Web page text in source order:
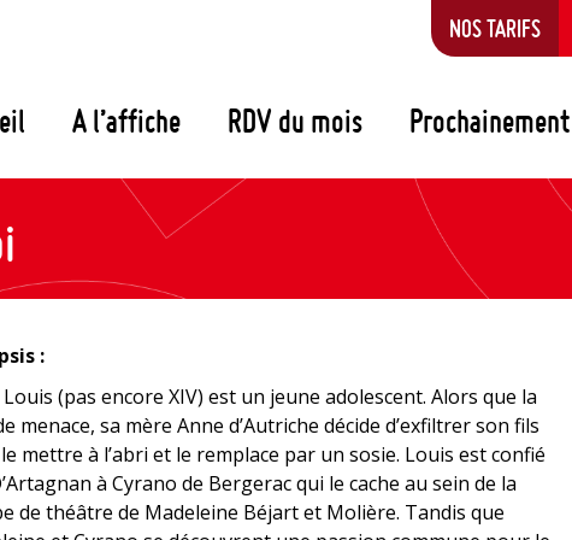
A l’affiche RDV du mois Prochainement
NOS TARIFS
:
Louis (pas encore XIV) est un jeune adolescent. Alors que la
menace, sa mère Anne d’Autriche décide d’exfiltrer son fils
mettre à l’abri et le remplace par un sosie. Louis est confié
à Cyrano de Bergerac qui le cache au sein de la
de théâtre de Madeleine Béjart et Molière. Tandis que